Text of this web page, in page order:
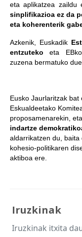
eta aplikatzea zaildu
sinplifikazioa ez da
eta koherenterik
Azkenik, Euskadik
entzuteko eta EBko
zuzena bermatuko
Eusko Jaurlaritzak
Eskualdeetako
proposamenarekin, eta
indartze
aldarrikatzen du,
kohesio-politikaren
aktiboa ere.
Iruzkinak
Iruzkinak itxita